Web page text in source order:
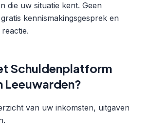
die uw situatie kent. Geen
kennismakingsgesprek en
Schuldenplatform
Leeuwarden?
van uw inkomsten, uitgaven